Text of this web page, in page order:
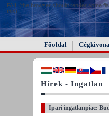
FAIL (the browser should render some
this).
Főoldal
Hírek - Ingatlan
Ipari ingatlanpiac: